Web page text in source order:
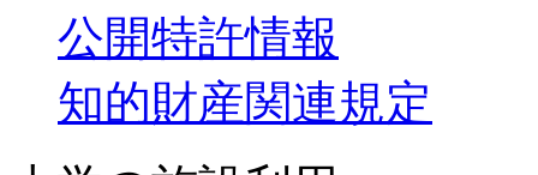
公開特許情報
知的財産関連規定